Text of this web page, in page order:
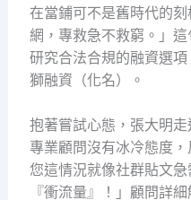
在當鋪可不是舊時代的
網，專救急不救窮。」
研究合法合規的融資選
獅融資（化名）。
抱著嘗試心態，張大明
專業顧問沒有冰冷態度
您這情況就像社群貼文
『衝流量』！」顧問詳